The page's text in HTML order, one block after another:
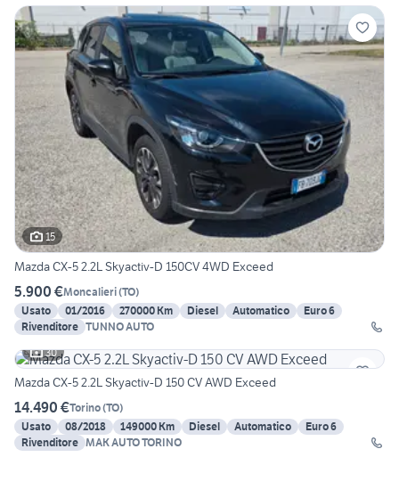
15
Mazda CX-5 2.2L Skyactiv-D 150CV 4WD Exceed
5.900 €Moncalieri(TO)
Usato
01/2016 270000 Km Diesel Automatico
Euro 6
Rivenditore TUNNO AUTO
30
Mazda CX-5 2.2L Skyactiv-D 150 CV AWD Exceed
14.490 €Torino(TO)
Usato
08/2018 149000 Km Diesel Automatico
Euro 6
Rivenditore MAK AUTO TORINO